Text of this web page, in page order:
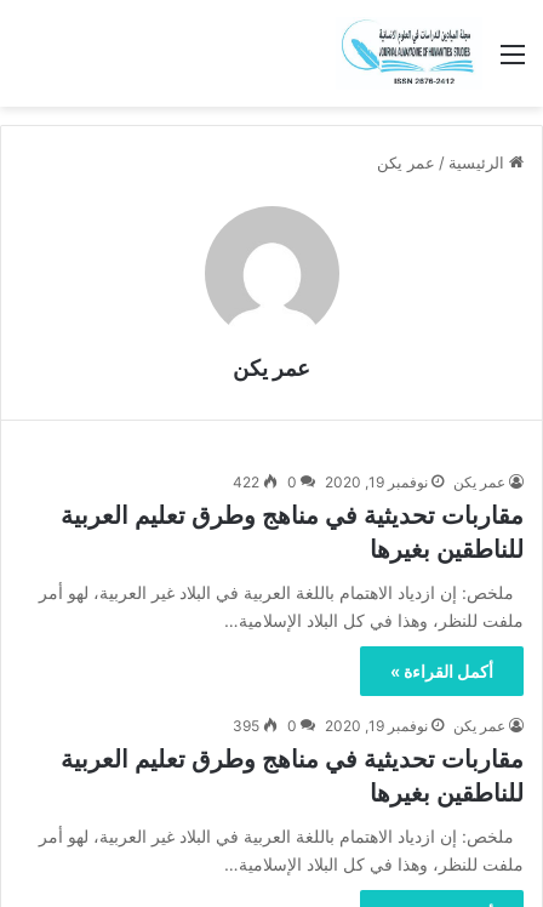
القائمة
الرئيسية / عمر يكن
عمر يكن
عمر يكن نوفمبر 19, 2020 0
422
مقاربات تحديثية في مناهج وطرق تعليم العربية
للناطقين بغيرها
ملخص: إن ازدياد الاهتمام باللغة العربية في البلاد غير العربية، لهو أمر
ملفت للنظر، وهذا في كل البلاد الإسلامية…
أكمل القراءة »
عمر يكن نوفمبر 19, 2020 0
395
مقاربات تحديثية في مناهج وطرق تعليم العربية
للناطقين بغيرها
ملخص: إن ازدياد الاهتمام باللغة العربية في البلاد غير العربية، لهو أمر
ملفت للنظر، وهذا في كل البلاد الإسلامية…